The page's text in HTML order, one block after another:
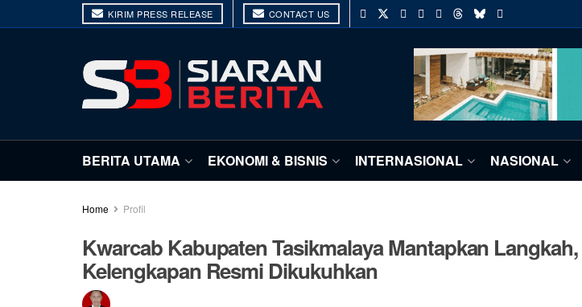
KIRIM PRESS RELEASE CONTACT US
BERITA UTAMA EKONOMI & BISNIS INTERNASIONAL NASIONAL
Home Profil
Kwarcab Kabupaten Tasikmalaya Mantapkan
Kelengkapan Resmi Dikukuhkan